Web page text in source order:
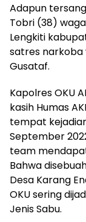
Adapun
Tobri (38)
Lengkiti
satres narkoba
Gusataf.
Kapolres OKU
kasih Humas
tempat
September
team
Bahwa
Desa Karang
OKU sering
Jenis Sabu.